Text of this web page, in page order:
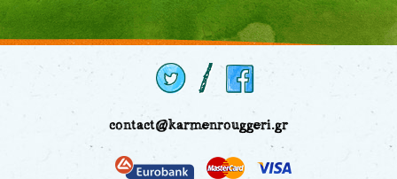
contact@karmenrouggeri.gr